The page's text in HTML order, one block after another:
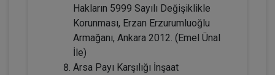
Hakların 5999 Sayılı Değişiklikle
Korunması, Erzan Erzurumluoğlu
Armağanı, Ankara 2012. (Emel Ünal
İle)
Arsa Payı Karşılığı İnşaat